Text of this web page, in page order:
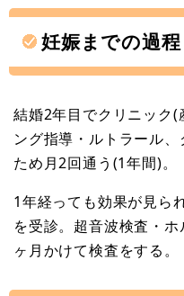
妊娠までの過程
結婚2年目でクリニック(
ング指導・ルトラール
ため月2回通う(1年間)。
1年経っても効果が見ら
を受診。超音波検査・
ヶ月かけて検査をする。